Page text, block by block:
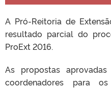
A Pró-Reitoria de
resultado parcial do
ProExt 2016.
As propostas aprovadas
coordenadores para